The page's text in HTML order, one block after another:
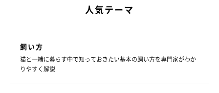
人気テーマ
飼い方
猫と一緒に暮らす中で知っておきたい基本の飼い方を専門家がわか
りやすく解説